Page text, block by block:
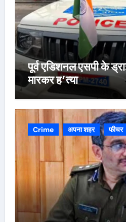
पूर्व एडिशनल एसपी के
मारकर ह’त्या
Crime अपना शहर फीचर